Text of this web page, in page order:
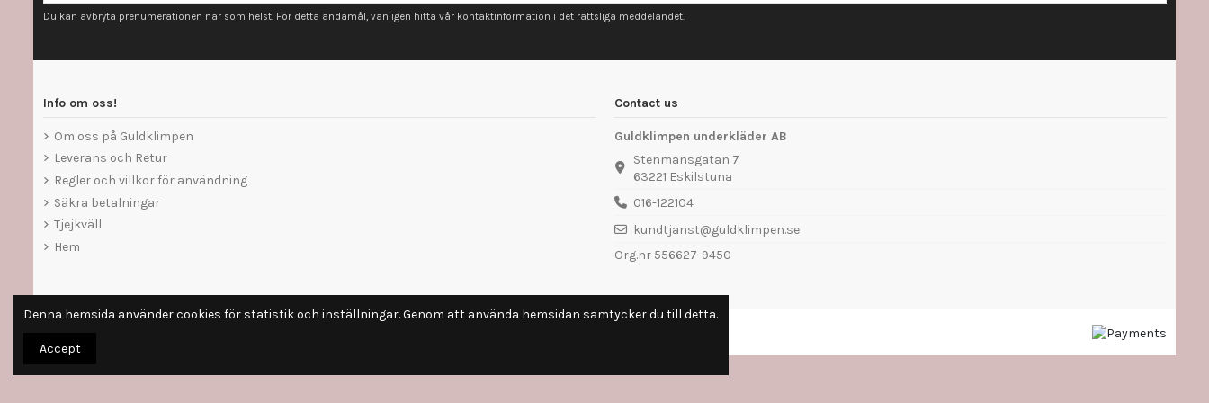
Du kan avbryta prenumerationen när som helst. För detta ändamål, vänligen hitta vår kontaktinformation i det rättsliga meddelandet.
Info om oss!
Om oss på Guldklimpen
Leverans och Retur
Regler och villkor för användning
Säkra betalningar
Tjejkväll
Hem
Contact us
Guldklimpen underkläder AB
Stenmansgatan 7
63221 Eskilstuna
016-122104
kundtjanst@guldklimpen.se
Org.nr 556627-9450
Denna hemsida använder cookies för statistik och inställningar. Genom att använda hemsidan samtycker du till detta.
Accept